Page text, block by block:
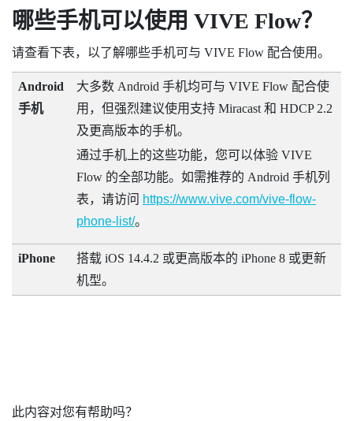
哪些手机可以使用 VIVE Flow？
请查看下表，以了解哪些手机可与 VIVE Flow 配合使用。
Android
手机
大多数 Android 手机均可与 VIVE Flow 配合使
用，但强烈建议使用支持 Miracast 和 HDCP 2.2
及更高版本的手机。
通过手机上的这些功能，您可以体验 VIVE
Flow 的全部功能。如需推荐的 Android 手机列
表，请访问 https://www.vive.com/vive-flow-
phone-list/。
iPhone 搭载 iOS 14.4.2 或更高版本的 iPhone 8 或更新
机型。
此内容对您有帮助吗？